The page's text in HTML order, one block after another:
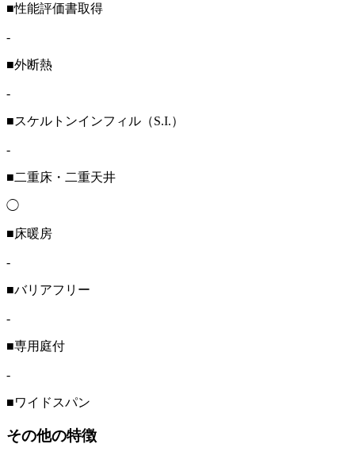
■性能評価書取得
-
■外断熱
-
■スケルトンインフィル（S.I.）
-
■二重床・二重天井
◯
■床暖房
-
■バリアフリー
-
■専用庭付
-
■ワイドスパン
その他の特徴